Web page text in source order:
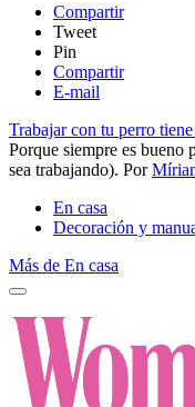
Compartir
Tweet
Pin
Compartir
E-mail
Trabajar con tu perro
​Porque siempre es bueno
sea trabajando). Por
En casa
Decoración y
Más de En casa